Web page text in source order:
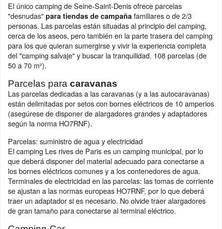
El único camping de Seine-Saint-Denis ofrece parcelas
"desnudas" para tiendas de campaña familiares o de 2/3
personas. Las parcelas están situadas al principio del camping,
cerca de los aseos, pero también en la parte trasera del camping
para los que quieran sumergirse y vivir la experiencia completa
del "camping salvaje" y buscar la tranquilidad. 108 parcelas (de
50 a 70 m²).
Parcelas para caravanas
Las parcelas dedicadas a las caravanas (y a las autocaravanas)
están delimitadas por setos con bornes eléctricos de 10 amperios
(asegúrese de disponer de alargadores grandes y adaptadores
según la norma HO7RNF).
Parcelas: suministro de agua y electricidad
El camping Les rives de Paris es un camping municipal, por lo
que deberá disponer del material adecuado para conectarse a
los bornes eléctricos comunes y a los contenedores de agua.
Terminales de electricidad en las parcelas: las tomas de corriente
se ajustan a las normas europeas HO7RNF, por lo que deberá
traer un adaptador si es necesario. No olvide traer alargadores
de gran tamaño para conectarse al terminal eléctrico.